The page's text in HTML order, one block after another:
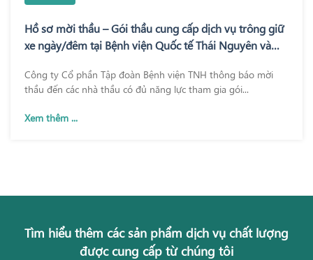
Hồ sơ mời thầu – Gói thầu cung cấp dịch vụ trông giữ
xe ngày/đêm tại Bệnh viện Quốc tế Thái Nguyên và
Công ty Cổ phần Tập đoàn Bệnh viện TNH thông báo mời
thầu đến các nhà thầu có đủ năng lực tham gia gói...
Xem thêm ...
Tìm hiểu thêm các sản phẩm dịch vụ chất lượng
được cung cấp từ chúng tôi